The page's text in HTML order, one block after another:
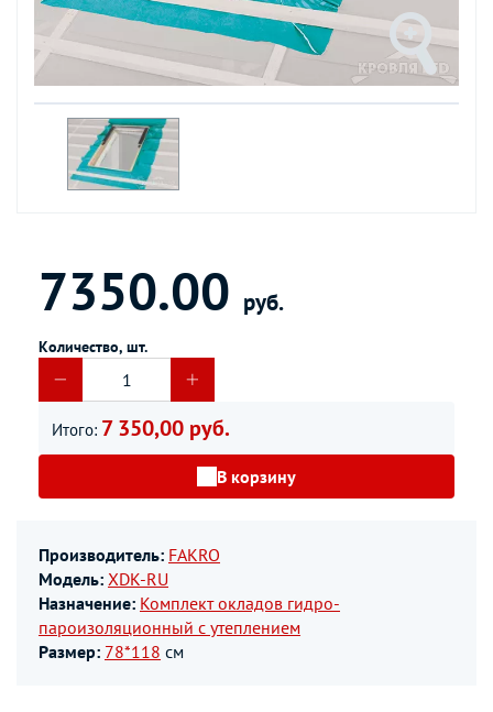
7350.00 руб.
Количество, шт.
Итого: 7 350,00 руб.
В корзину
Производитель: FAKRO
Модель: XDK-RU
Назначение: Комплект окладов гидро-
пароизоляционный c утеплением
Размер: 78*118 см